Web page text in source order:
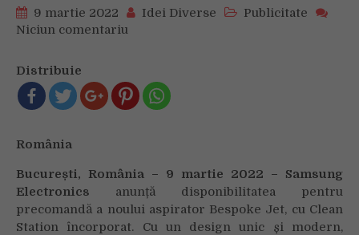
9 martie 2022 Idei Diverse
Publicitate
Niciun comentariu
Samsung
Bespoke
Jet
și
în
România
Distribuie
România
București, România – 9 martie 2022 – Samsung
Electronics anunță disponibilitatea pentru
precomandă a noului aspirator Bespoke Jet, cu Clean
Station încorporat. Cu un design unic și modern,